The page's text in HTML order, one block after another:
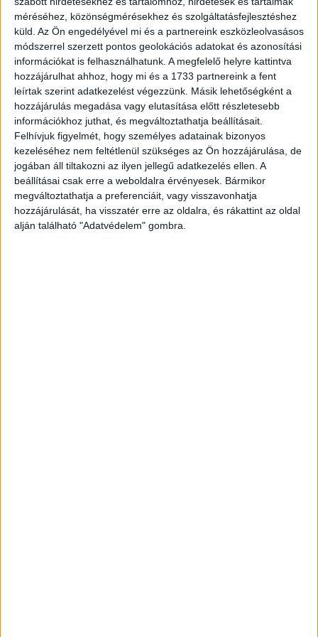
méréséhez, közönségmérésekhez és szolgáltatásfejlesztéshez
küld. Az Ön engedélyével mi és a partnereink eszközleolvasásos
módszerrel szerzett pontos geolokációs adatokat és azonosítási
információkat is felhasználhatunk. A megfelelő helyre kattintva
hozzájárulhat ahhoz, hogy mi és a 1733 partnereink a fent
leírtak szerint adatkezelést végezzünk. Másik lehetőségként a
hozzájárulás megadása vagy elutasítása előtt részletesebb
információkhoz juthat, és megváltoztathatja beállításait.
Felhívjuk figyelmét, hogy személyes adatainak bizonyos
kezeléséhez nem feltétlenül szükséges az Ön hozzájárulása, de
jogában áll tiltakozni az ilyen jellegű adatkezelés ellen. A
beállításai csak erre a weboldalra érvényesek. Bármikor
megváltoztathatja a preferenciáit, vagy visszavonhatja
hozzájárulását, ha visszatér erre az oldalra, és rákattint az oldal
alján található "Adatvédelem" gombra.
lager sörökkel ellentétben – a 15-21 fokon végzett
erjedési folyamat végén felemelkednek a sör tetejére,
innen származik a „felsőerjesztésű” megnevezés. Az Ale
élesztőket tradicionálisan az Egyesült Királyságban,
Belgiumban és az Egyesült Államokban használják. A
Dreher Sörgyárak 2018-ban vezette be az első ilyen
típusú sörét, a Dreher Pale Ale-t, amelyből már az első
évben több mint 7 millió korsót értékesített.
„Azt tapasztaljuk, hogy a variáns termékcsaláddal a
fogyasztók kifejezetten széles körét érjük el, sőt, egy új
közönséget is sikeresen meg tudunk szólítani. Ezért is
fektettünk kiemelt figyelmet arra, hogy párhuzamosan a
Dreher Red Ale megérkezésével a márkaportfóliót minden